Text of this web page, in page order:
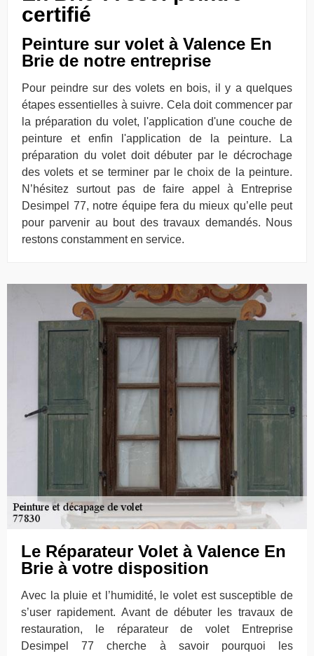
certifié
Peinture sur volet à Valence En
Brie de notre entreprise
Pour peindre sur des volets en bois, il y a quelques
étapes essentielles à suivre. Cela doit commencer par
la préparation du volet, l'application d'une couche de
peinture et enfin l'application de la peinture. La
préparation du volet doit débuter par le décrochage
des volets et se terminer par le choix de la peinture.
N’hésitez surtout pas de faire appel à Entreprise
Desimpel 77, notre équipe fera du mieux qu’elle peut
pour parvenir au bout des travaux demandés. Nous
restons constamment en service.
Le Réparateur Volet à Valence En
Brie à votre disposition
Avec la pluie et l’humidité, le volet est susceptible de
s’user rapidement. Avant de débuter les travaux de
restauration, le réparateur de volet Entreprise
Desimpel 77 cherche à savoir pourquoi les